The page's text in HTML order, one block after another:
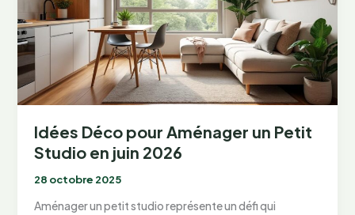
Idées Déco pour Aménager un Petit
Studio en juin 2026
28 octobre 2025
Aménager un petit studio représente un défi qui